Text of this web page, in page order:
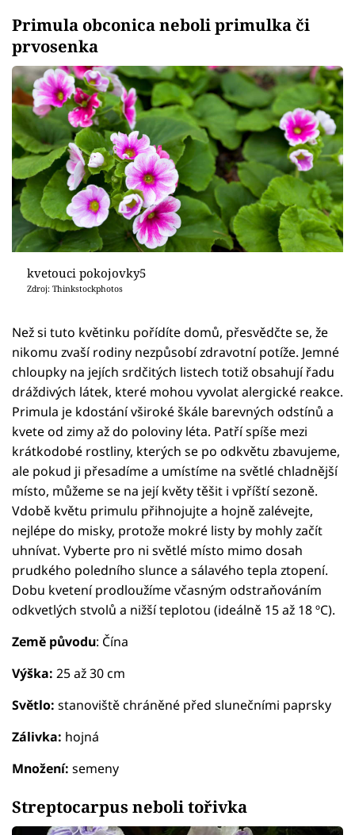
Primula obconica neboli primulka či
prvosenka
kvetouci pokojovky5
Zdroj: Thinkstockphotos
Než si tuto květinku pořídíte domů, přesvědčte se, že
nikomu zvaší rodiny nezpůsobí zdravotní potíže. Jemné
chloupky na jejích srdčitých listech totiž obsahují řadu
dráždivých látek, které mohou vyvolat alergické reakce.
Primula je kdostání vširoké škále barevných odstínů a
kvete od zimy až do poloviny léta. Patří spíše mezi
krátkodobé rostliny, kterých se po odkvětu zbavujeme,
ale pokud ji přesadíme a umístíme na světlé chladnější
místo, můžeme se na její květy těšit i vpříští sezoně.
Vdobě květu primulu přihnojujte a hojně zalévejte,
nejlépe do misky, protože mokré listy by mohly začít
uhnívat. Vyberte pro ni světlé místo mimo dosah
prudkého poledního slunce a sálavého tepla ztopení.
Dobu kvetení prodloužíme včasným odstraňováním
odkvetlých stvolů a nižší teplotou (ideálně 15 až 18 ºC).
Země původu: Čína
Výška: 25 až 30 cm
Světlo: stanoviště chráněné před slunečními paprsky
Zálivka: hojná
Množení: semeny
Streptocarpus neboli tořivka